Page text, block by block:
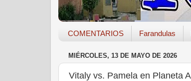
COMENTARIOS Farandulas
MIÉRCOLES, 13 DE MAYO DE 2026
Vitaly vs. Pamela en Planeta